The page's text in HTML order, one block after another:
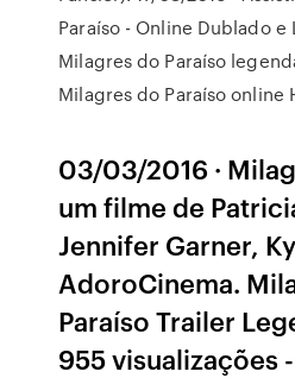
Paraíso - Online Dublado
Milagres do Paraíso
Milagres do Paraíso online
03/03/2016 ·
um filme de
Jennifer Garner,
AdoroCinema.
Paraíso Trailer
955 visualizações